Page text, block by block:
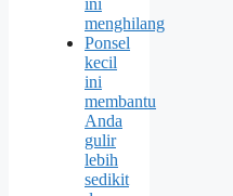
ini
menghilang
Ponsel
kecil
ini
membantu
Anda
gulir
lebih
sedikit